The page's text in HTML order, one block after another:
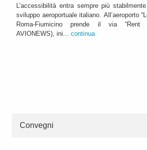
L’accessibilità entra sempre più
sviluppo aeroportuale italiano. All’aeroporto
Roma-Fiumicino prende il via “Rent
AVIONEWS), ini... continua
Convegni